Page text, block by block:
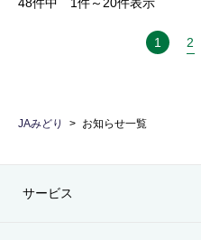
1 2
JAみどり お知らせ一覧
サービス